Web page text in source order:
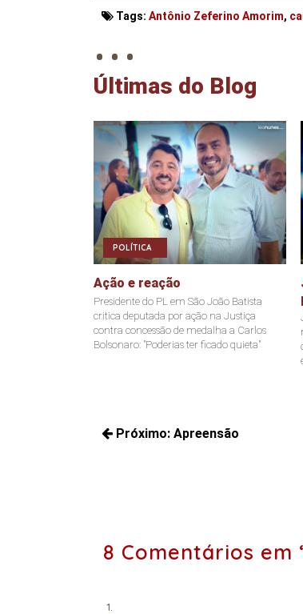
Tags: Antônio Zeferino Amorim,
. . .
Últimas do Blog
POLÍTICA
Ação e reação
Presidente do PL em São João Batista
critica deputada por ação na Justiça
contra concessão de medalha a Carlos
Bolsonaro: "Poderias ter ficado quieta"
Navegação
Próximo: Apreensão
8 Comentários em